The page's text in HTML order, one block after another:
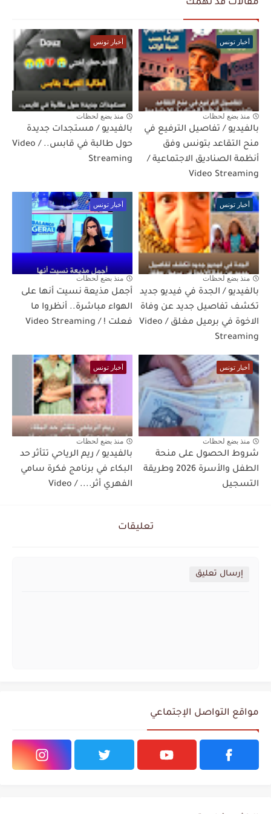
مقالات قد تهمك
أخبار تونس
منذ بضع لحظات
بالفيديو / تفاصيل الترفيع في
منح التقاعد بتونس وفق
أنظمة الصناديق الاجتماعية /
Video Streaming
أخبار تونس
منذ بضع لحظات
بالفيديو / مستجدات جديدة
حول طالبة في قابس.. / Video
Streaming
أخبار تونس
منذ بضع لحظات
بالفيديو / الجدة في فيديو جديد
تكشف تفاصيل جديد عن وفاة
الاخوة في برميل مغلق / Video
Streaming
أخبار تونس
منذ بضع لحظات
أجمل مذيعة نسيت أنها على
الهواء مباشرة.. أنظروا ما
فعلت ! / Video Streaming
أخبار تونس
منذ بضع لحظات
شروط الحصول على منحة
الطفل والأسرة 2026 وطريقة
التسجيل
أخبار تونس
منذ بضع لحظات
بالفيديو / ريم الرياحي تتأثر حد
البكاء في برنامج فكرة سامي
الفهري أثر.... / Video
تعليقات
إرسال تعليق
مواقع التواصل الإجتماعي